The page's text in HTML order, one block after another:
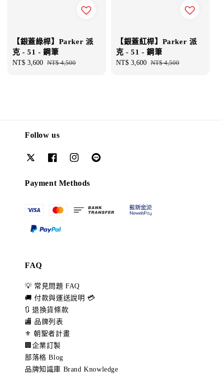
【銀蓋綠桿】Parker 派
克 - 51 - 鋼筆
Sale
NT$ 3,600 Regular
NT$ 4,500
【銀蓋紅桿】Parker 派
克 - 51 - 鋼筆
Sale
NT$ 3,600 Regular
NT$ 4,500
Follow us
Payment Methods
FAQ
💡 常見問題 FAQ
🚚 付款與運送說明 💳
🔃 退換貨條款
🏬 品牌列表
⚜️ 朝聖者計畫
🏢企業訂製
部落格 Blog
品牌知識庫 Brand Knowledge